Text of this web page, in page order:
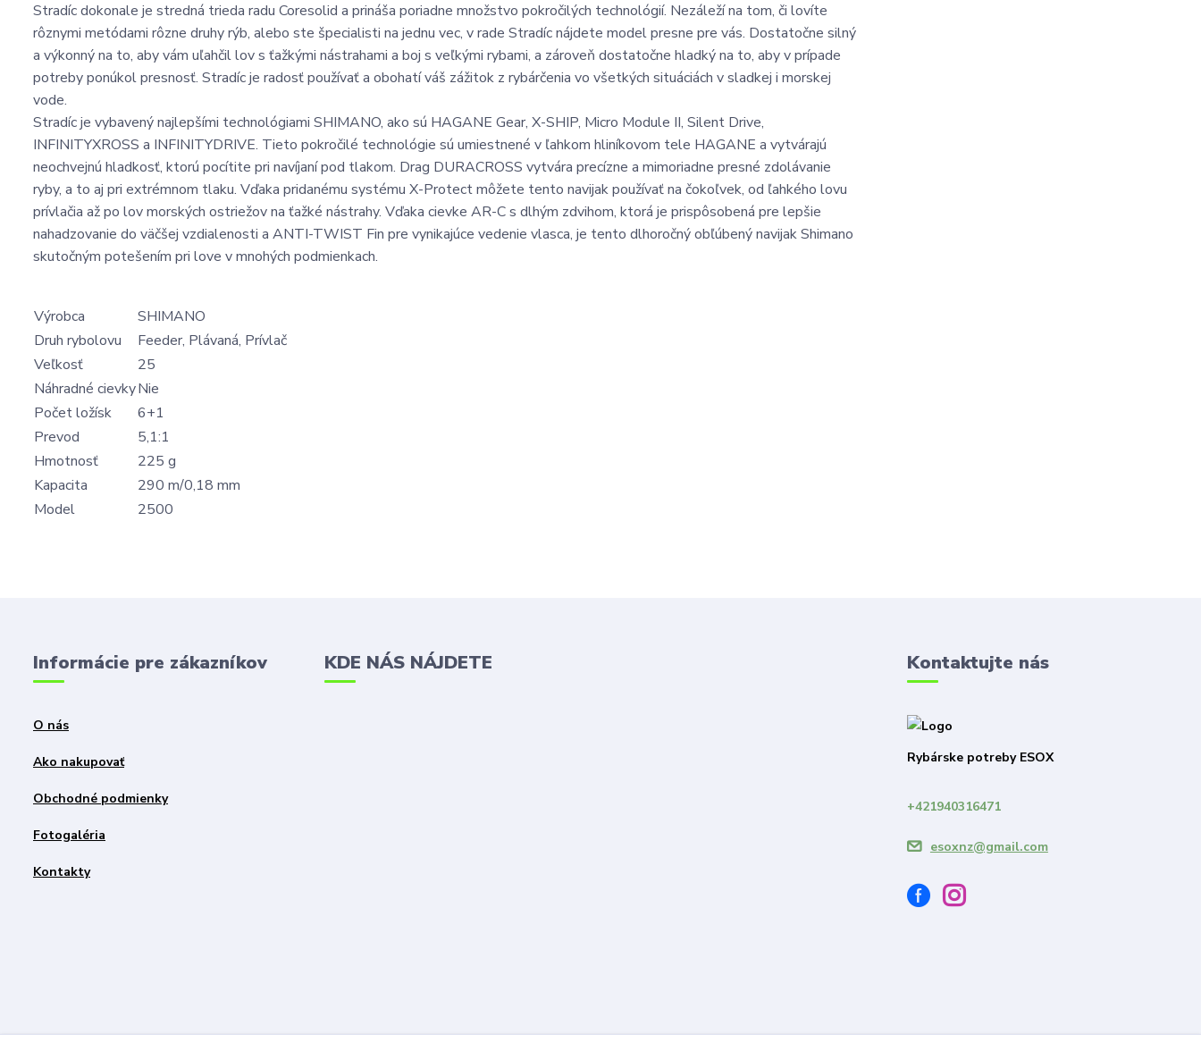
Stradíc dokonale je stredná trieda radu Coresolid a prináša poriadne množstvo pokročilých technológií. Nezáleží na tom, či lovíte
rôznymi metódami rôzne druhy rýb, alebo ste špecialisti na jednu vec, v rade Stradíc nájdete model presne pre vás. Dostatočne silný
a výkonný na to, aby vám uľahčil lov s ťažkými nástrahami a boj s veľkými rybami, a zároveň dostatočne hladký na to, aby v prípade
potreby ponúkol presnosť. Stradíc je radosť používať a obohatí váš zážitok z rybárčenia vo všetkých situáciách v sladkej i morskej
vode.
Stradíc je vybavený najlepšími technológiami SHIMANO, ako sú HAGANE Gear, X-SHIP, Micro Module II, Silent Drive,
INFINITYXROSS a INFINITYDRIVE. Tieto pokročilé technológie sú umiestnené v ľahkom hliníkovom tele HAGANE a vytvárajú
neochvejnú hladkosť, ktorú pocítite pri navíjaní pod tlakom. Drag DURACROSS vytvára precízne a mimoriadne presné zdolávanie
ryby, a to aj pri extrémnom tlaku. Vďaka pridanému systému X-Protect môžete tento navijak používať na čokoľvek, od ľahkého lovu
prívlačia až po lov morských ostriežov na ťažké nástrahy. Vďaka cievke AR-C s dlhým zdvihom, ktorá je prispôsobená pre lepšie
nahadzovanie do väčšej vzdialenosti a ANTI-TWIST Fin pre vynikajúce vedenie vlasca, je tento dlhoročný obľúbený navijak Shimano
skutočným potešením pri love v mnohých podmienkach.
Výrobca
SHIMANO
Druh rybolovu
Feeder, Plávaná, Prívlač
Veľkosť
25
Náhradné cievkyNie
Počet ložísk
6+1
Prevod
5,1:1
Hmotnosť
225 g
Kapacita
290 m/0,18 mm
Model
2500
Informácie pre zákazníkov
O nás
Ako nakupovať
Obchodné podmienky
Fotogaléria
Kontakty
KDE NÁS NÁJDETE Kontaktujte nás
Rybárske potreby ESOX
+421940316471
esoxnz@gmail.com